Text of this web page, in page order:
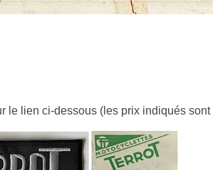
le lien ci-dessous ( les prix indiqués